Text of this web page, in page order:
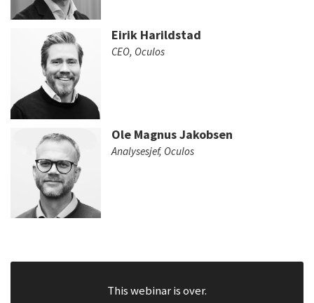
Eirik Harildstad
CEO, Oculos
Ole Magnus Jakobsen
Analysesjef, Oculos
This webinar is over.